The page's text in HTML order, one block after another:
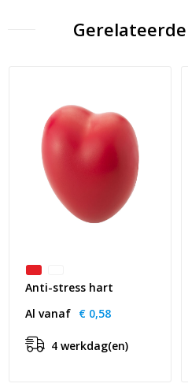
Anti-stress hart
Al vanaf € 0,58
4 werkdag(en)